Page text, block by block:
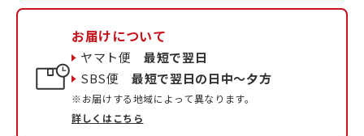
お届けについて
ヤマト便最短で翌日
SBS便最短で翌日の日中〜夕方
※お届けする地域によって異なります。
詳しくはこちら